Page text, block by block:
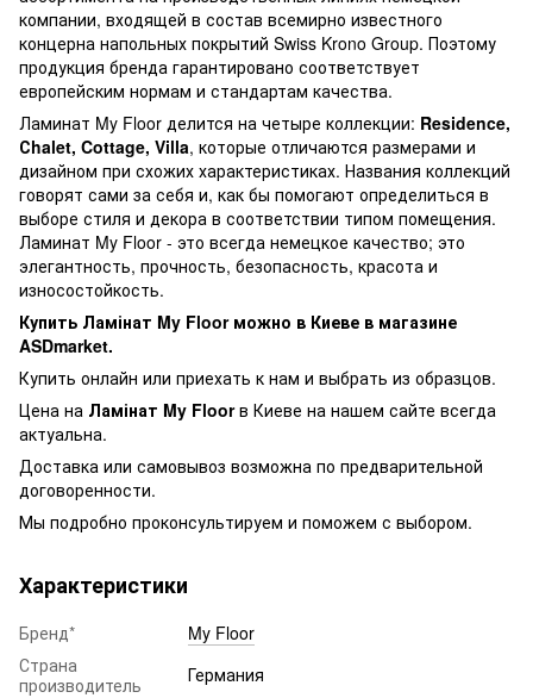
компании, входящей в состав всемирно известного
концерна напольных покрытий Swiss Krono Group. Поэтому
продукция бренда гарантировано соответствует
европейским нормам и стандартам качества.
Ламинат My Floor делится на четыре коллекции: Residence,
Сhalet, Cottage, Villa, которые отличаются размерами и
дизайном при схожих характеристиках. Названия коллекций
говорят сами за себя и, как бы помогают определиться в
выборе стиля и декора в соответствии типом помещения.
Ламинат My Floor - это всегда немецкое качество; это
элегантность, прочность, безопасность, красота и
износостойкость.
Купить Ламінат My Floor можно в Киеве в магазине
ASDmarket.
Купить онлайн или приехать к нам и выбрать из образцов.
Цена на Ламінат My Floorв Киеве на нашем сайте всегда
актуальна.
Доставка или самовывоз возможна по предварительной
договоренности.
Мы подробно проконсультируем и поможем с выбором.
Характеристики
Бренд*
My Floor
Страна
производитель
Германия